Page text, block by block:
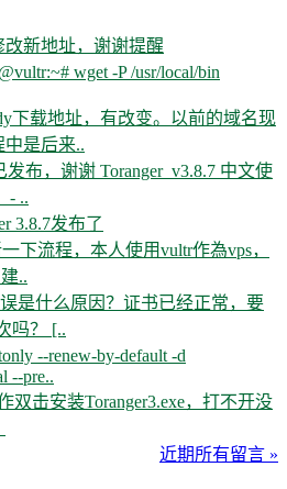
改新地址，谢谢提醒
wget -P /usr/local/bin
下载地址，有改变。以前的域名现
是后来..
发布，谢谢 Toranger_v3.8.7 中文使
- ..
3.8.7发布了
下流程，本人使用vultr作為vps，
..
是什么原因？证书已经正常，要
吗？ [..
--renew-by-default -d
--pre..
双击安装Toranger3.exe，打不开没
近期所有留言 »